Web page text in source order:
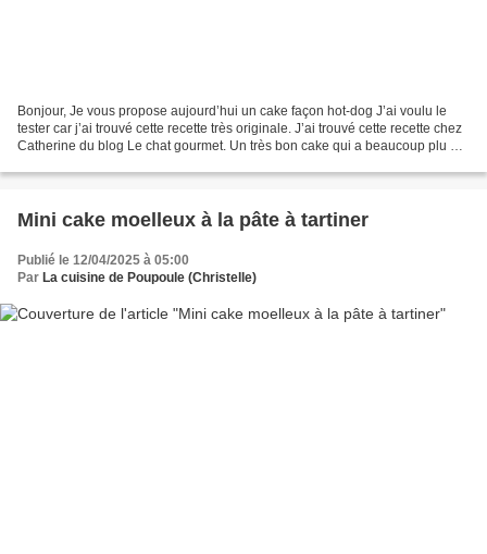
Bonjour, Je vous propose aujourd’hui un cake façon hot-dog J’ai voulu le
tester car j’ai trouvé cette recette très originale. J’ai trouvé cette recette chez
Catherine du blog Le chat gourmet. Un très bon cake qui a beaucoup plu à
Mini cake moelleux à la pâte à tartiner
Publié le 12/04/2025 à 05:00
Par La cuisine de Poupoule (Christelle)